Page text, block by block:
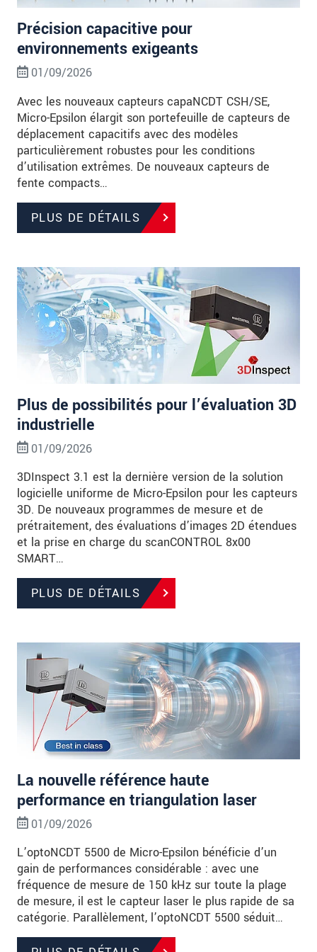
Précision capacitive pour
environnements exigeants
01/09/2026
Avec les nouveaux capteurs capaNCDT CSH/SE,
Micro-Epsilon élargit son portefeuille de capteurs de
déplacement capacitifs avec des modèles
particulièrement robustes pour les conditions
d’utilisation extrêmes. De nouveaux capteurs de
fente compacts…
PLUS DE DÉTAILS
Plus de possibilités pour l’évaluation 3D
industrielle
01/09/2026
3DInspect 3.1 est la dernière version de la solution
logicielle uniforme de Micro-Epsilon pour les capteurs
3D. De nouveaux programmes de mesure et de
prétraitement, des évaluations d’images 2D étendues
et la prise en charge du scanCONTROL 8x00
SMART…
PLUS DE DÉTAILS
La nouvelle référence haute
performance en triangulation laser
01/09/2026
L’optoNCDT 5500 de Micro-Epsilon bénéficie d’un
gain de performances considérable : avec une
fréquence de mesure de 150 kHz sur toute la plage
de mesure, il est le capteur laser le plus rapide de sa
catégorie. Parallèlement, l’optoNCDT 5500 séduit…